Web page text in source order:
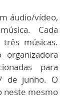
áudio/vídeo,
Cada
músicas.
para
de junho. O
neste mesmo